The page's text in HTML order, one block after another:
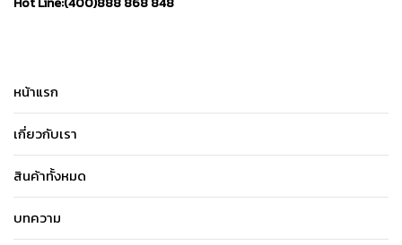
หน้าแรก
เกี่ยวกับเรา
สินค้าทั้งหมด
บทความ